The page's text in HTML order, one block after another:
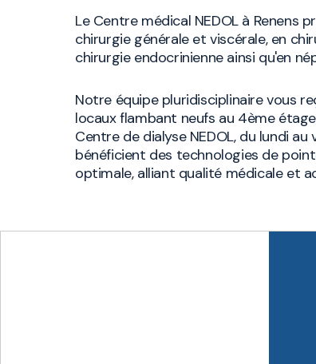
Le Centre médical NEDOL à Renens
chirurgie générale et viscérale, en
chirurgie endocrinienne ainsi qu'en
Notre équipe pluridisciplinaire vous
locaux flambant neufs au 4ème
Centre de dialyse NEDOL, du lundi
bénéficient des technologies de
optimale, alliant qualité médicale et